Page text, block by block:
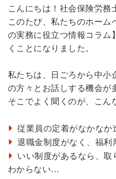
こんにちは！社会保険労務
このたび、私たちのホーム
の実務に役立つ情報コラム
くことになりました。
私たちは、日ごろから中小
の方々とお話しする機会が
そこでよく聞くのが、こん
従業員の定着がなかなか
退職金制度がなく、福利
いい制度があるなら、取
わからない…